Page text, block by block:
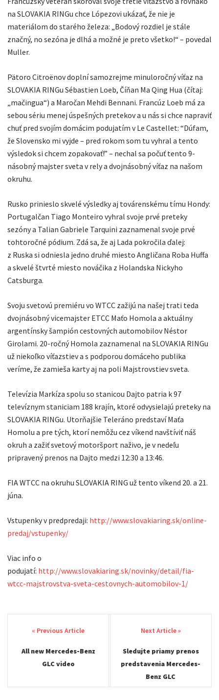
na SLOVAKIA RINGu chce Lópezovi ukázať, že nie je
materiálom do starého železa: „Bodový rozdiel je stále
značný, no sezóna je dlhá a možné je preto všetko!“ – povedal
Muller.
Pätoro Citroënov doplní samozrejme minuloročný víťaz na
SLOVAKIA RINGu Sébastien Loeb, Číňan Ma Qing Hua (čítaj:
„mačingua“) a Maročan Mehdi Bennani. Francúz Loeb má za
sebou sériu menej úspešných pretekov a u nás si chce napraviť
chuť pred svojím domácim podujatím v Le Castellet: “Dúfam,
že Slovensko mi vyjde – pred rokom som tu vyhral a tento
výsledok si chcem zopakovať!” – nechal sa počuť tento 9-
násobný majster sveta v rely a dvojnásobný víťaz na našom
okruhu.
Rusko prinieslo skvelé výsledky aj továrenskému tímu Hondy:
Portugalčan Tiago Monteiro vyhral svoje prvé preteky
sezóny a Talian Gabriele Tarquini zaznamenal svoje prvé
tohtoročné pódium. Zdá sa, že aj Lada pokročila ďalej:
z Ruska si odniesla jedno druhé miesto Angličana Roba Huffa
a skvelé štvrté miesto nováčika z Holandska Nickyho
Catsburga.
Svoju svetovú premiéru vo WTCC zažijú na našej trati teda
dvojnásobný vicemajster ETCC Maťo Homola a aktuálny
argentínsky šampión cestovných automobilov Néstor
Girolami. 20-ročný Homola zaznamenal na SLOVAKIA RINGu
už niekoľko víťazstiev a s podporou domáceho publika
veríme, že zamieša karty aj na poli Majstrovstiev sveta.
Televízia Markíza spolu so stanicou Dajto patria k 97
televíznym staniciam 188 krajín, ktoré odvysielajú preteky na
SLOVAKIA RINGu. Utorňajšie Teleráno predstaví Maťa
Homolu a pre tých, ktorí nemôžu cez víkend navštíviť náš
okruh a zažiť svetový motoršport naživo, je v nedeľu
pripravený prenos na Dajto medzi 12:30 a 13:46.
FIA WTCC na okruhu SLOVAKIA RING už tento víkend 20. a 21.
júna.
Vstupenky v predpredaji: http://www.slovakiaring.sk/online-
predaj/vstupenky/
Viac info o
podujatí: http://www.slovakiaring.sk/novinky/detail/fia-
wtcc-majstrovstva-sveta-cestovnych-automobilov-1/
navigation
All new Mercedes-Benz
GLC video
Sledujte priamy prenos
predstavenia Mercedes-
Benz GLC